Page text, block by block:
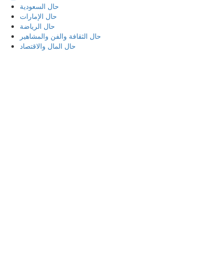
حال السعودية
حال الإمارات
حال الرياضة
حال الثقافة والفن والمشاهير
حال المال والاقتصاد